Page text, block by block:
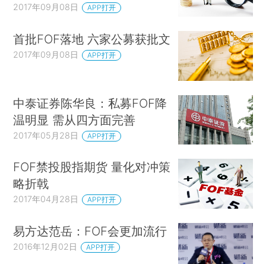
2017年09月08日 APP打开
首批FOF落地 六家公募获批文
2017年09月08日 APP打开
中泰证券陈华良：私募FOF降
温明显 需从四方面完善
2017年05月28日 APP打开
FOF禁投股指期货 量化对冲策
略折戟
2017年04月28日 APP打开
易方达范岳：FOF会更加流行
2016年12月02日 APP打开